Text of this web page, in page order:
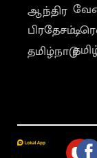
ஆந்திர
பிரதேசம்
தமிழ்நாடு